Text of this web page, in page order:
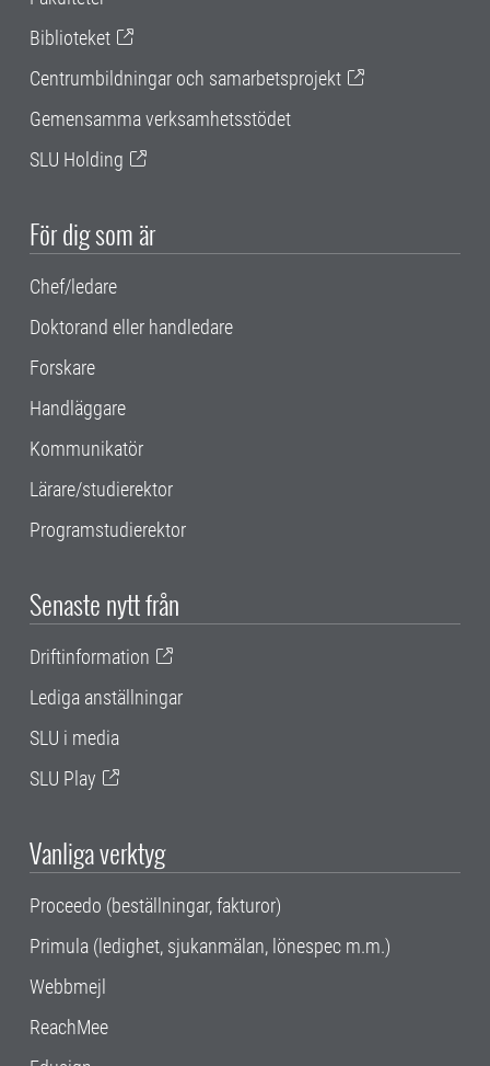
Biblioteket
Centrumbildningar och samarbetsprojekt
Gemensamma verksamhetsstödet
SLU Holding
För dig som är
Chef/ledare
Doktorand eller handledare
Forskare
Handläggare
Kommunikatör
Lärare/studierektor
Programstudierektor
Senaste nytt från
Driftinformation
Lediga anställningar
SLU i media
SLU Play
Vanliga verktyg
Proceedo (beställningar, fakturor)
Primula (ledighet, sjukanmälan, lönespec m.m.)
Webbmejl
ReachMee